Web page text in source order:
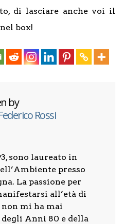
di lasciare anche voi il
box!
by
Rossi
sono laureato in
presso
La passione per
all’età di
mi ha mai
Anni 80 e della